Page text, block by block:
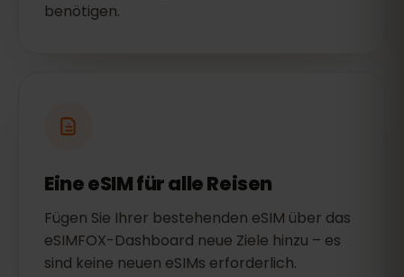
benötigen.
Eine eSIM für alle Reisen
Fügen Sie Ihrer bestehenden eSIM über das
eSIMFOX-Dashboard neue Ziele hinzu – es
sind keine neuen eSIMs erforderlich.